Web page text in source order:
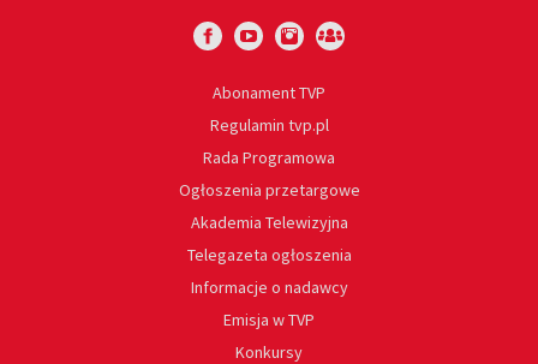
Abonament TVP
Regulamin tvp.pl
Rada Programowa
Ogłoszenia przetargowe
Akademia Telewizyjna
Telegazeta ogłoszenia
Informacje o nadawcy
Emisja w TVP
Konkursy